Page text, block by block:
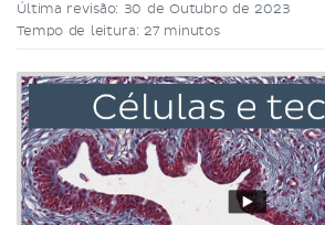
Última revisão: 30 de Outubro de 2023
Tempo de leitura: 27 minutos